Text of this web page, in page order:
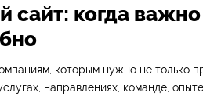
сайт: когда важно
которым нужно не только
направлениях, команде,